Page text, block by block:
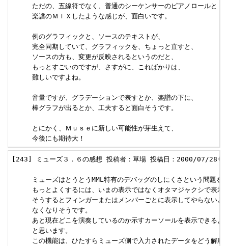
     ただの、五線符でなく、普通のシーケンサーのピアノロールと
     楽譜のＭＩＸしたような感じが、面白いです。
     例のグラフィックと、ソースのテキストが、
     完全同期していて、グラフィックを、ちょっと直すと、
     ソースの方も、変更が反映されるというのだと、
     もっとすごいのですが、さすがに、こればかりは、
     難しいですよね。
     音量ですが、グラデーションで表すとか、楽譜の下に、
     棒グラフが出るとか、工夫すると面白そうです。
     とにかく、Ｍｕｓｅに新しい可能性が芽生えて、
     今後にも期待大！
[243] ミューズ３．６の感想 投稿者：草場 投稿日：2000/07/
ミューズはとうとうMML特有のデバッグのしにくさという問題を
もっとよくするには、いまの表示ではなくオタマジャクシで表示
そうするとフィンガーまたはメンバーごとに表示してやらないと
     なくなりそうです。
あと現在どこを演奏しているのか示すカーソールを表示できるよ
     と思います。
この機能は、ひたすらミューズ側で入力されたデータをどう解釈